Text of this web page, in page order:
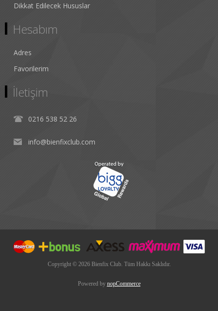
Dikkat Edilecek Hususlar
Hesabım
Adres
Favorilerim
İletişim
0216 538 52 26
info@bienfixclub.com
Copyright © 2026 Bienfix Club. Tüm Hakkı Saklıdır.
Powered by nopCommerce